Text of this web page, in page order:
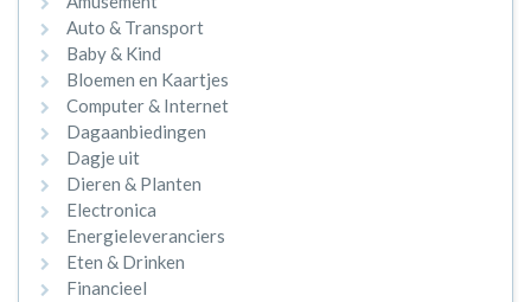
Auto & Transport
Baby & Kind
Bloemen en Kaartjes
Computer & Internet
Dagaanbiedingen
Dagje uit
Dieren & Planten
Electronica
Energieleveranciers
Eten & Drinken
Financieel